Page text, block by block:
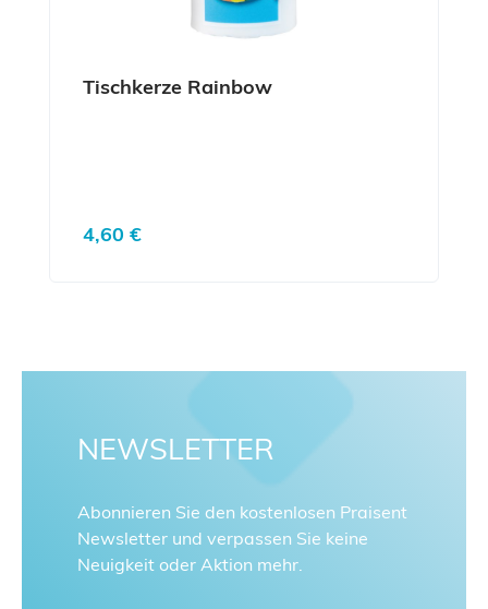
Tischkerze Rainbow
Regulärer Preis:
4,60 €
NEWSLETTER
Abonnieren Sie den kostenlosen Praisent
Newsletter und verpassen Sie keine
Neuigkeit oder Aktion mehr.